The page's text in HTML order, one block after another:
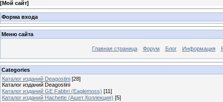
[Мой сайт]
Форма входа
Меню сайта
Главная страница Форум Блог Информация
Categories
Каталог изданий Deagostini [28]
Каталог изданий Deagostini
Каталог изданий GE Fabbri (Eaglemoss) [11]
Каталог изданий Hachette (Ашет Коллекция) [5]